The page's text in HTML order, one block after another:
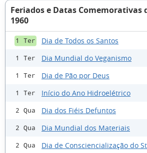
Feriados e Datas Comemorativas
1960
1 Ter Dia de Todos os Santos
1 Ter Dia Mundial do Veganismo
1 Ter Dia de Pão por Deus
1 Ter Início do Ano Hidroelétrico
2 Qua Dia dos Fiéis Defuntos
2 Qua Dia Mundial dos Materiais
2 Qua Dia de Consciencialização do